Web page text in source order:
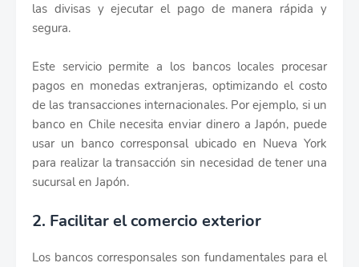
las divisas y ejecutar el pago de manera rápida y
segura.
Este servicio permite a los bancos locales procesar
pagos en monedas extranjeras, optimizando el costo
de las transacciones internacionales. Por ejemplo, si un
banco en Chile necesita enviar dinero a Japón, puede
usar un banco corresponsal ubicado en Nueva York
para realizar la transacción sin necesidad de tener una
sucursal en Japón.
2. Facilitar el comercio exterior
Los bancos corresponsales son fundamentales para el